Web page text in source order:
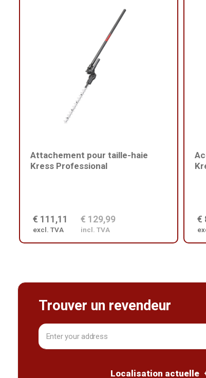
Attachement pour taille-haie
Kress Professional
€ 111,11
excl. TVA
€ 129,99
incl. TVA
€
Trouver un revendeur
Localisation actuelle